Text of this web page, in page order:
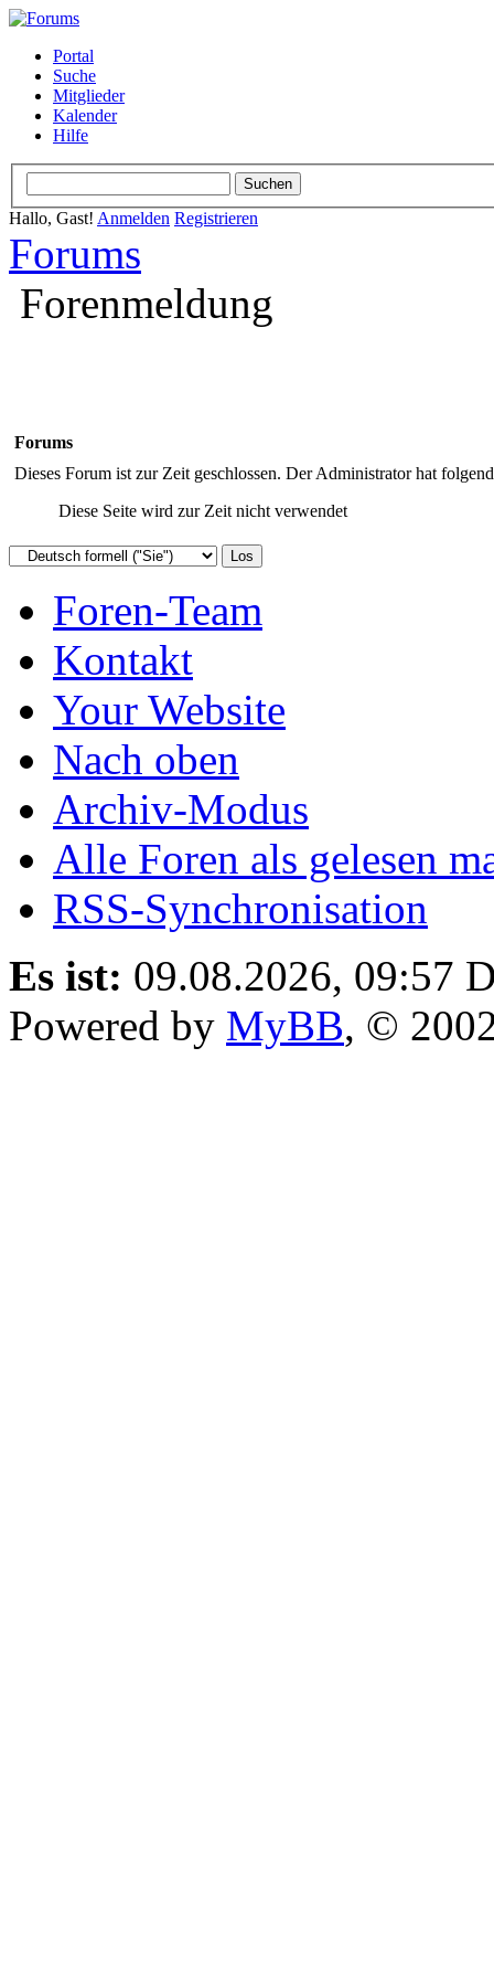
Portal
Suche
Mitglieder
Kalender
Hilfe
Hallo, Gast! Anmelden Registrieren
Forums
Forenmeldung
Forums
Dieses Forum ist zur Zeit geschlossen. Der Administrator hat
Diese Seite wird zur Zeit nicht verwendet
Foren-Team
Kontakt
Your Website
Nach oben
Archiv-Modus
Alle Foren als gelesen
RSS-Synchronisation
Es ist: 09.08.2026, 09:57
Powered by MyBB, ©